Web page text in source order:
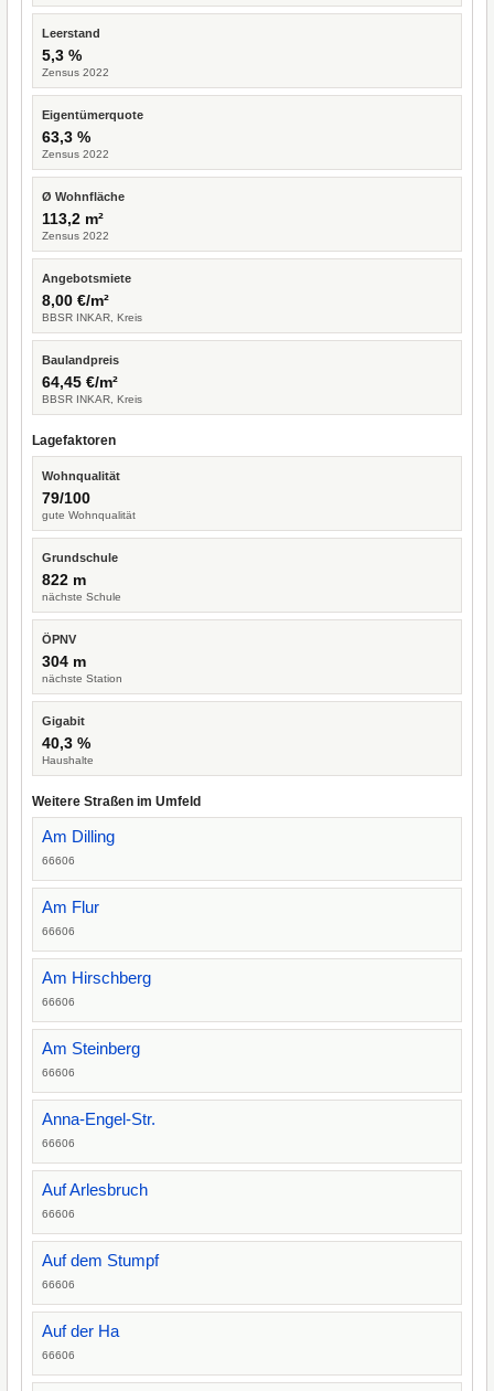
Leerstand
5,3 %
Zensus 2022
Eigentümerquote
63,3 %
Zensus 2022
Ø Wohnfläche
113,2 m²
Zensus 2022
Angebotsmiete
8,00 €/m²
BBSR INKAR, Kreis
Baulandpreis
64,45 €/m²
BBSR INKAR, Kreis
Lagefaktoren
Wohnqualität
79/100
gute Wohnqualität
Grundschule
822 m
nächste Schule
ÖPNV
304 m
nächste Station
Gigabit
40,3 %
Haushalte
Weitere Straßen im Umfeld
Am Dilling
66606
Am Flur
66606
Am Hirschberg
66606
Am Steinberg
66606
Anna-Engel-Str.
66606
Auf Arlesbruch
66606
Auf dem Stumpf
66606
Auf der Ha
66606